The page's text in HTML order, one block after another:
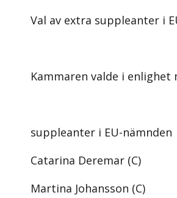
Val av extra suppleanter i
Kammaren valde i
suppleanter i EU-nämnden
Catarina Deremar (C)
Martina Johansson (C)